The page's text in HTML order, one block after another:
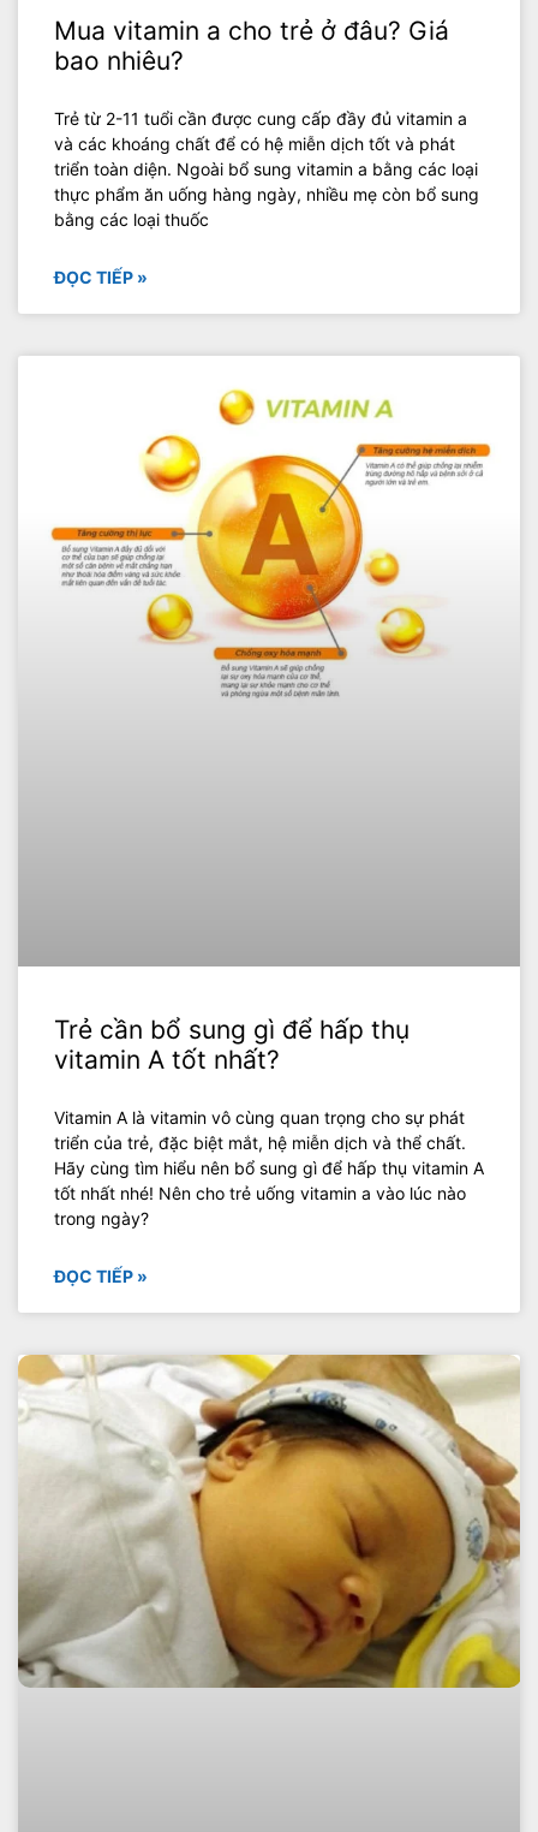
Mua vitamin a cho trẻ ở đâu? Giá
bao nhiêu?
‍Trẻ từ 2-11 tuổi cần được cung cấp đầy đủ vitamin a
và các khoáng chất để có hệ miễn dịch tốt và phát
triển toàn diện. Ngoài bổ sung vitamin a bằng các loại
thực phẩm ăn uống hàng ngày, nhiều mẹ còn bổ sung
bằng các loại thuốc
ĐỌC TIẾP »
Trẻ cần bổ sung gì để hấp thụ
vitamin A tốt nhất?
Vitamin A là vitamin vô cùng quan trọng cho sự phát
triển của trẻ, đặc biệt mắt, hệ miễn dịch và thể chất.
Hãy cùng tìm hiểu nên bổ sung gì để hấp thụ vitamin A
tốt nhất nhé! Nên cho trẻ uống vitamin a vào lúc nào
trong ngày?
ĐỌC TIẾP »